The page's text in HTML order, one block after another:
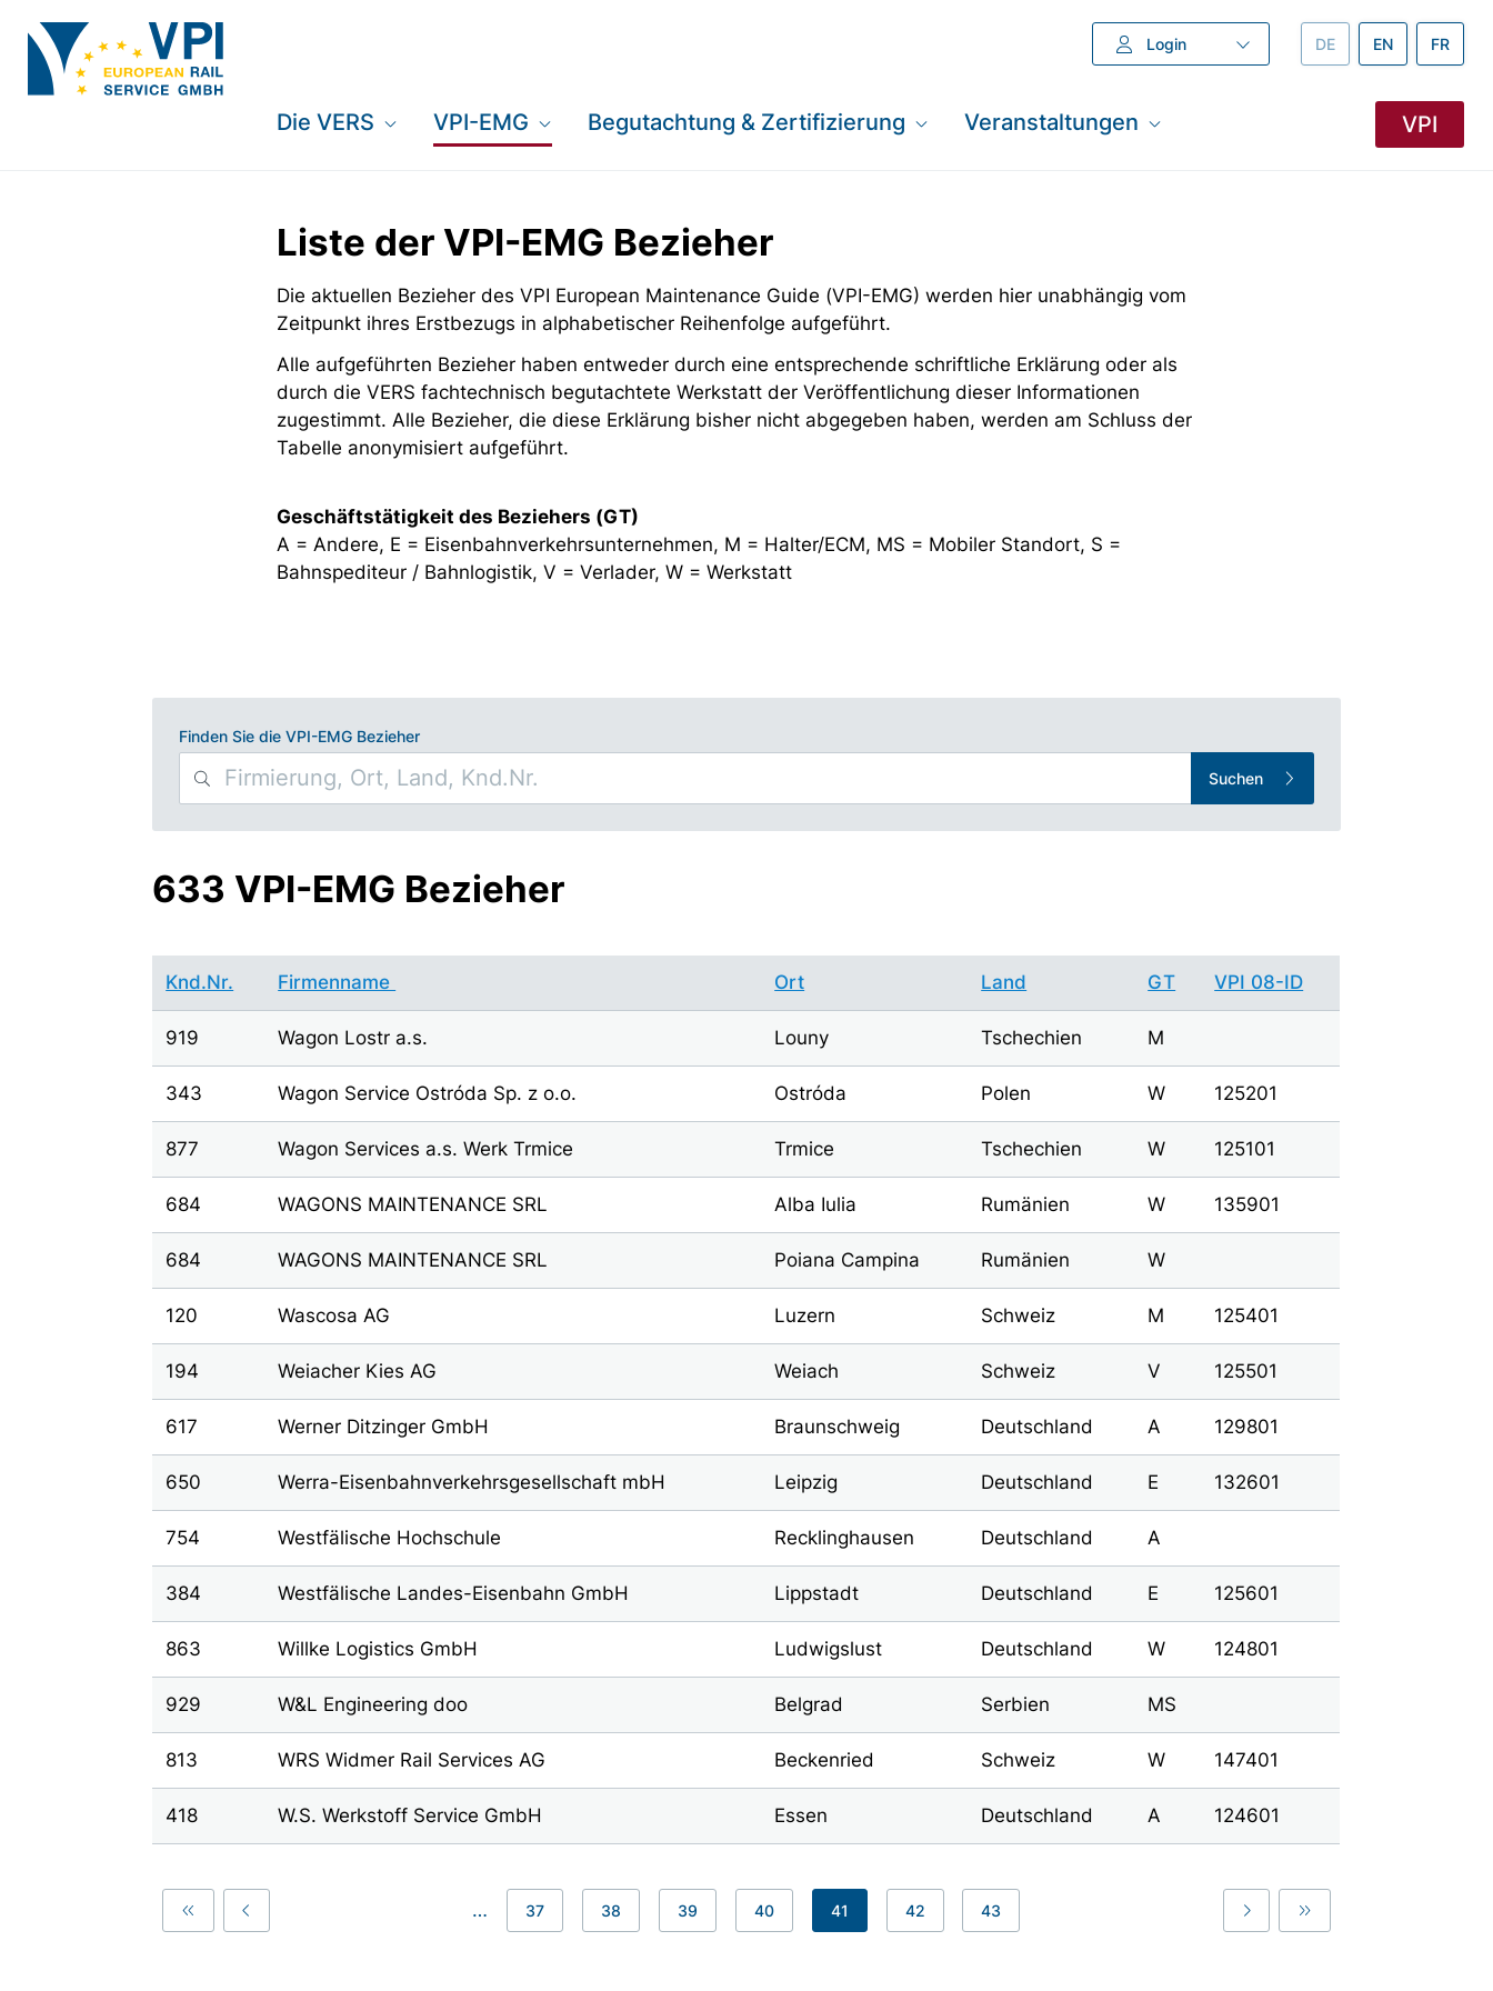
Login DEUTSCH –
DE ENGLISH –
EN FR
Die VERS VPI-EMG Begutachtung & Zertifizierung Veranstaltungen VPI
Liste der VPI-EMG Bezieher
Die aktuellen Bezieher des VPI European Maintenance Guide (VPI-EMG) werden hier unabhängig vom
Zeitpunkt ihres Erstbezugs in alphabetischer Reihenfolge aufgeführt.
Alle aufgeführten Bezieher haben entweder durch eine entsprechende schriftliche Erklärung oder als
durch die VERS fachtechnisch begutachtete Werkstatt der Veröffentlichung dieser Informationen
zugestimmt. Alle Bezieher, die diese Erklärung bisher nicht abgegeben haben, werden am Schluss der
Tabelle anonymisiert aufgeführt.
Geschäftstätigkeit des Beziehers (GT)
A = Andere, E = Eisenbahnverkehrsunternehmen, M = Halter/ECM, MS = Mobiler Standort, S =
Bahnspediteur / Bahnlogistik, V = Verlader, W = Werkstatt
Finden Sie die VPI-EMG Bezieher
Suchen
633 VPI-EMG Bezieher
Knd.Nr. Firmenname Ort Land GT VPI 08-ID
919 Wagon Lostr a.s. Louny Tschechien M
343 Wagon Service Ostróda Sp. z o.o. Ostróda Polen W 125201
877 Wagon Services a.s. Werk Trmice Trmice Tschechien W 125101
684 WAGONS MAINTENANCE SRL Alba Iulia Rumänien W 135901
684 WAGONS MAINTENANCE SRL Poiana Campina Rumänien W
120 Wascosa AG Luzern Schweiz M 125401
194 Weiacher Kies AG Weiach Schweiz V 125501
617 Werner Ditzinger GmbH Braunschweig Deutschland A 129801
650 Werra-Eisenbahnverkehrsgesellschaft mbH Leipzig Deutschland E 132601
754 Westfälische Hochschule Recklinghausen Deutschland A
384 Westfälische Landes-Eisenbahn GmbH Lippstadt Deutschland E 125601
863 Willke Logistics GmbH Ludwigslust Deutschland W 124801
929 W&L Engineering doo Belgrad Serbien MS
813 WRS Widmer Rail Services AG Beckenried Schweiz W 147401
418 W.S. Werkstoff Service GmbH Essen Deutschland A 124601
First Previous
… 37 38 39 40 41 42 43
Last Last